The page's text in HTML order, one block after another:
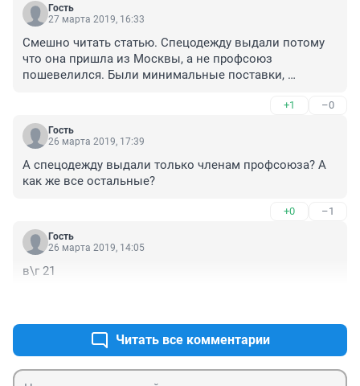
Гость
27 марта 2019, 16:33
Смешно читать статью. Спецодежду выдали потому
что она пришла из Москвы, а не профсоюз
пошевелился. Были минимальные поставки,
+1 –0
Гость
26 марта 2019, 17:39
А спецодежду выдали только членам профсоюза? А
как же все остальные?
+0 –1
Гость
26 марта 2019, 14:05
в\г 21
Читать все комментарии